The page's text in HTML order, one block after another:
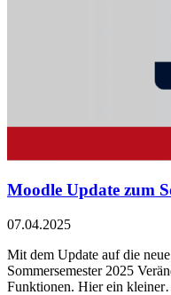
Moodle Update zum
07.04.2025
Mit dem Update auf die
Sommersemester 2025
Funktionen. Hier ein